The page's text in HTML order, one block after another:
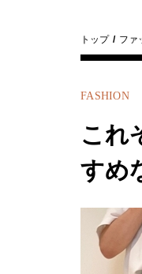
トップ ファ
FASHION
これ
すめ